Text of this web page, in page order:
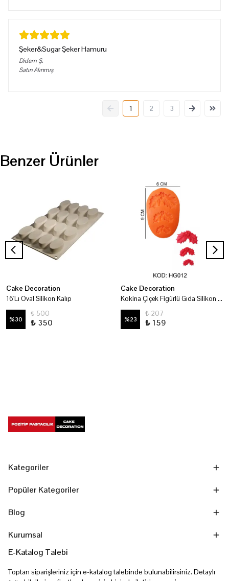
Şeker&Sugar Şeker Hamuru
Didem Ş.
Satın Alınmış
1 2 3
Benzer Ürünler
Cake Decoration
16'Lı Oval Silikon Kalıp
%30
₺ 500
₺ 350
Cake Decoration
Kokina Çiçek Figürlü Gıda Silikon Kalıbı
%23
₺ 207
₺ 159
Kategoriler
Popüler Kategoriler
Blog
Kurumsal
E-Katalog Talebi
Toptan siparişleriniz için e-katalog talebinde bulunabilirsiniz. Detaylı